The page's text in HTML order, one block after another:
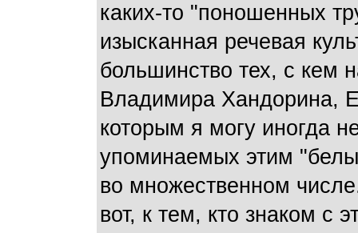
каких-то "поношенных
изысканная речевая
большинство тех, с кем
Владимира Хандорина,
которым я могу иногда
упоминаемых этим
во множественном
вот, к тем, кто знаком с